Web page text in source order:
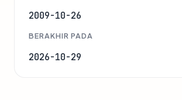
2009-10-26
BERAKHIR PADA
2026-10-29